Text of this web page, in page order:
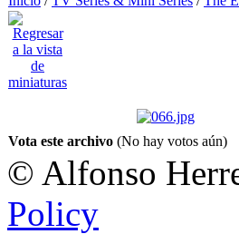
Vota este archivo (No hay votos aún)
© Alfonso
Policy